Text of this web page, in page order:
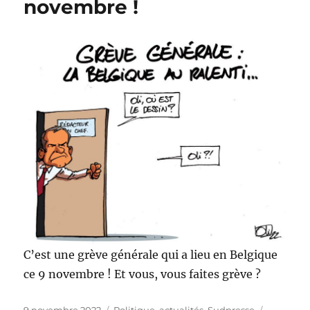
novembre !
C’est une grève générale qui a lieu en Belgique
ce 9 novembre ! Et vous, vous faites grève ?